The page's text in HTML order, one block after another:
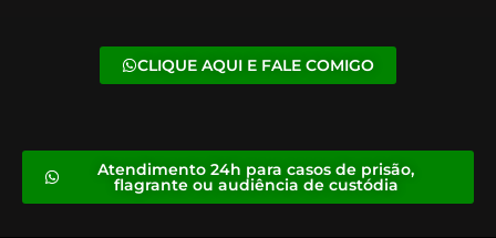
CLIQUE AQUI E FALE COMIGO
Atendimento 24h para casos de prisão,
flagrante ou audiência de custódia